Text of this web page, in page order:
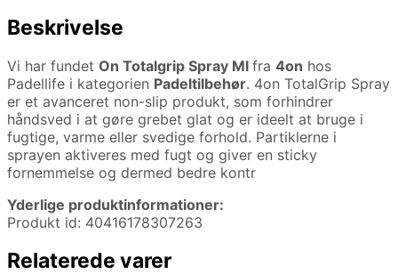
Beskrivelse
Vi har fundet On Totalgrip Spray Ml fra 4on hos
Padellife i kategorien Padeltilbehør. 4on TotalGrip Spray
er et avanceret non-slip produkt, som forhindrer
håndsved i at gøre grebet glat og er ideelt at bruge i
fugtige, varme eller svedige forhold. Partiklerne i
sprayen aktiveres med fugt og giver en sticky
fornemmelse og dermed bedre kontr
Yderlige produktinformationer:
Produkt id: 40416178307263
Relaterede varer